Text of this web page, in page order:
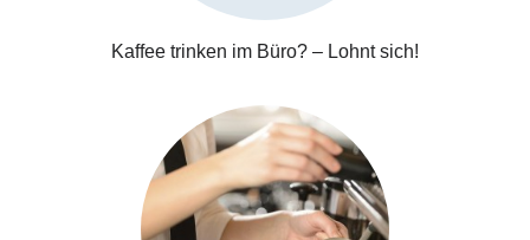
Kaffee trinken im Büro? – Lohnt sich!